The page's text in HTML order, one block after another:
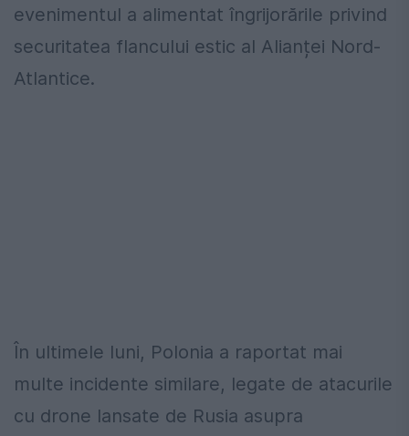
evenimentul a alimentat îngrijorările privind
securitatea flancului estic al Alianței Nord-
Atlantice.
În ultimele luni, Polonia a raportat mai
multe incidente similare, legate de atacurile
cu drone lansate de Rusia asupra